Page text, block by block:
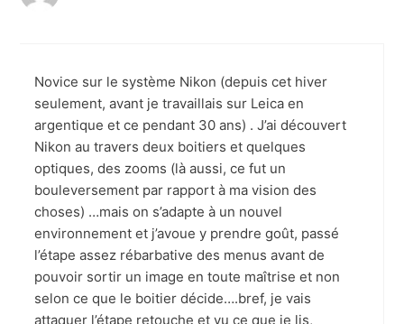
Novice sur le système Nikon (depuis cet hiver
seulement, avant je travaillais sur Leica en
argentique et ce pendant 30 ans) . J’ai découvert
Nikon au travers deux boitiers et quelques
optiques, des zooms (là aussi, ce fut un
bouleversement par rapport à ma vision des
choses) …mais on s’adapte à un nouvel
environnement et j’avoue y prendre goût, passé
l’étape assez rébarbative des menus avant de
pouvoir sortir un image en toute maîtrise et non
selon ce que le boitier décide….bref, je vais
attaquer l’étape retouche et vu ce que je lis,